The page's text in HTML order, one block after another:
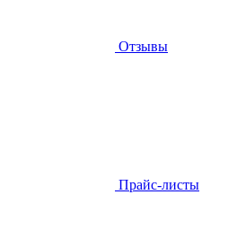
Отзывы
Прайс-листы